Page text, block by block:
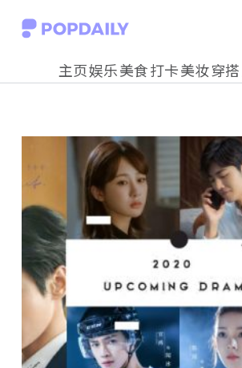
S
o
e
主页娱乐美食打卡美妆穿搭